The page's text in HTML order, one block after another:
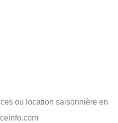
ou location saisonnière en